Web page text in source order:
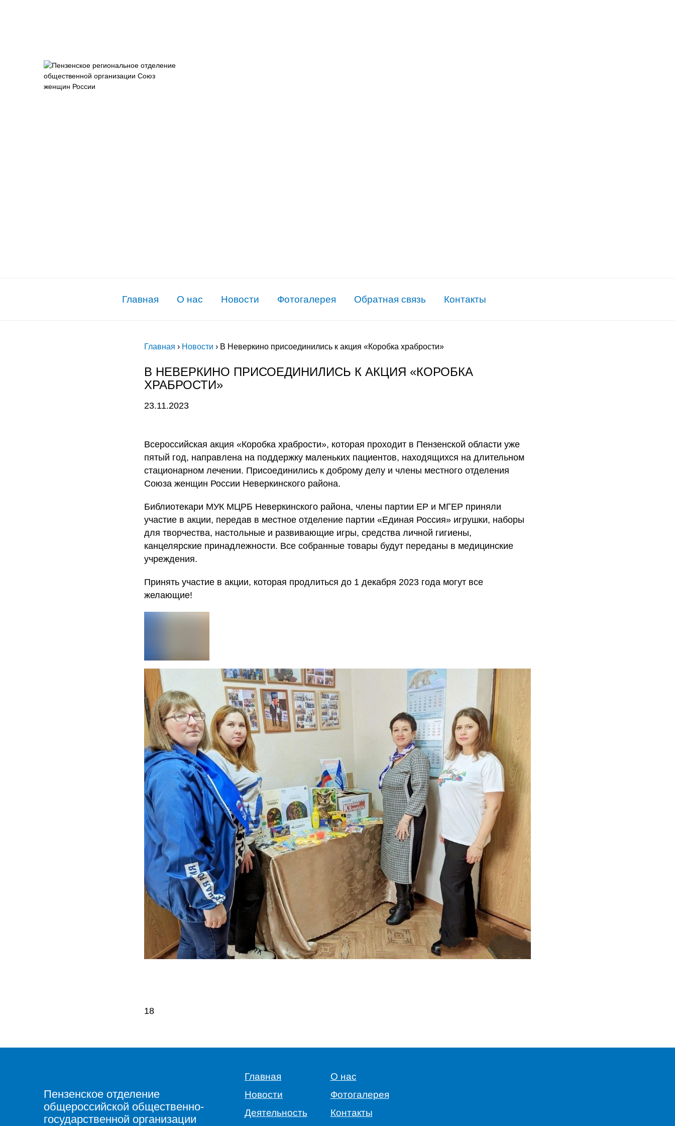
Главная О нас Новости Фотогалерея Обратная связь Контакты
Главная › Новости › В Неверкино присоединились к акция «Коробка храбрости»
В НЕВЕРКИНО ПРИСОЕДИНИЛИСЬ К АКЦИЯ «КОРОБКА
ХРАБРОСТИ»
23.11.2023
Всероссийская акция «Коробка храбрости», которая проходит в Пензенской области уже
пятый год, направлена на поддержку маленьких пациентов, находящихся на длительном
стационарном лечении. Присоединились к доброму делу и члены местного отделения
Союза женщин России Неверкинского района.
Библиотекари МУК МЦРБ Неверкинского района, члены партии ЕР и МГЕР приняли
участие в акции, передав в местное отделение партии «Единая Россия» игрушки, наборы
для творчества, настольные и развивающие игры, средства личной гигиены,
канцелярские принадлежности. Все собранные товары будут переданы в медицинские
учреждения.
Принять участие в акции, которая продлиться до 1 декабря 2023 года могут все
желающие!
18
Пензенское отделение
общероссийской общественно-
государственной организации
Главная
О нас
Новости
Фотогалерея
Деятельность
Контакты